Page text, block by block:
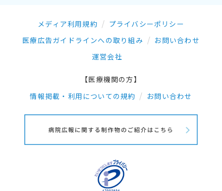
メディア利用規約
プライバシーポリシー
医療広告ガイドラインへの取り組み
お問い合わせ
運営会社
【医療機関の方】
情報掲載・利用についての規約
お問い合わせ